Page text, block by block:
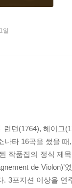
일
런던(1764), 헤이그
나타 16곡을 썼을
작품집의 정식 제
de
. 3포지션 이상을